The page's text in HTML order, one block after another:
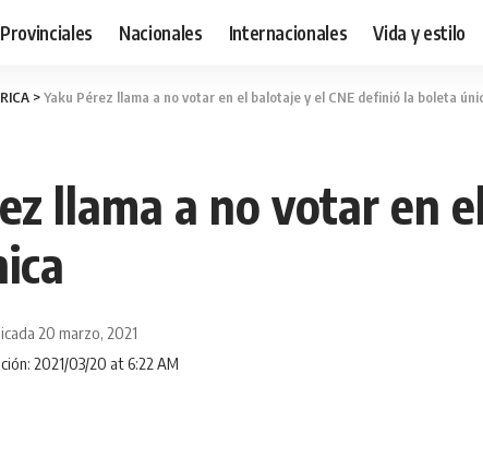
Provinciales Nacionales Internacionales Vida y estilo
>Yaku Pérez llama a no votar en el balotaje y el CNE definió la boleta
llama a no votar en
2021/03/20 at 6:22 AM
20 marzo, 2021